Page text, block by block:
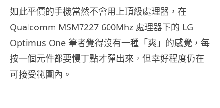
如此平價的手機當然不會用上頂級處理器，在
Qualcomm MSM7227 600Mhz 處理器下的 LG
Optimus One 筆者覺得沒有一種「爽」的感覺，每
按一個元件都要慢丁點才彈出來，但幸好程度仍在
可接受範圍內。